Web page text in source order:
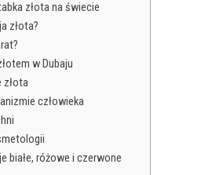
złota na świecie
złota?
w Dubaju
złota
człowieka
białe, różowe i czerwone